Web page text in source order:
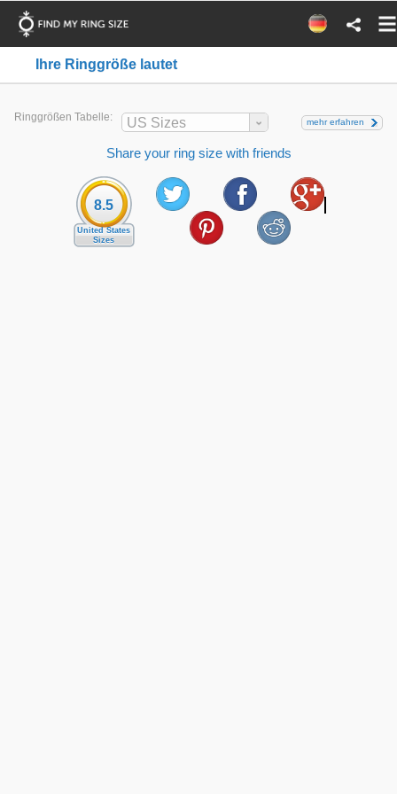
Ihre Ringgröße lautet
Ringgrößen Tabelle: US Sizes mehr erfahren
Share your ring size with friends
8.5
United States
Sizes